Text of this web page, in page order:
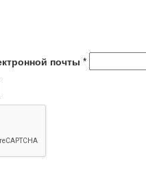
почты *